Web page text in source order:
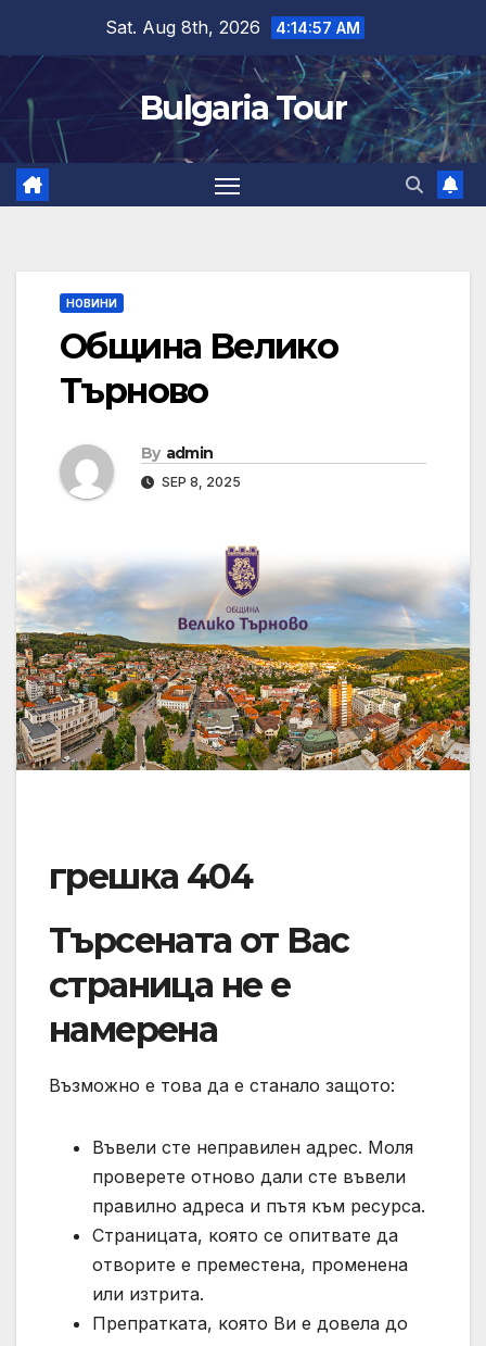
content
Sat. Aug 8th, 2026 4:14:57 AM
Bulgaria Tour
НОВИНИ
Община Велико
Търново
By admin
SEP 8, 2025
грешка 404
Търсената от Вас
страница не е
намерена
Възможно е това да е станало защото:
Въвели сте неправилен адрес. Моля
проверете отново дали сте въвели
правилно адреса и пътя към ресурса.
Страницата, която се опитвате да
отворите е преместена, променена
или изтрита.
Препратката, която Ви е довела до